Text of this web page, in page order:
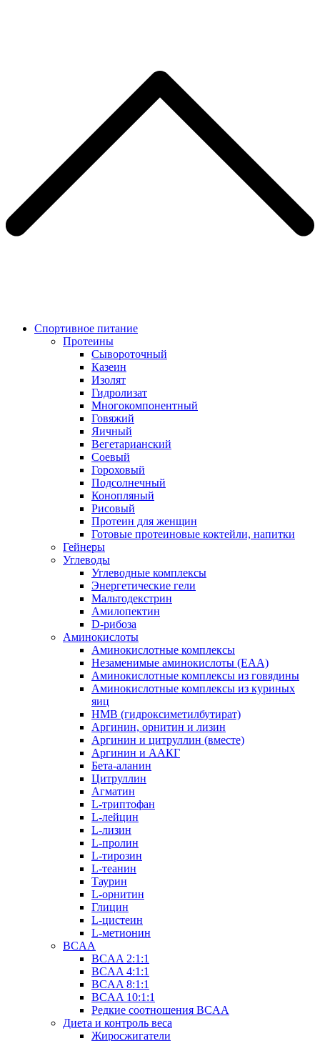
Спортивное питание
Протеины
Сывороточный
Казеин
Изолят
Гидролизат
Многокомпонентный
Говяжий
Яичный
Вегетарианский
Соевый
Гороховый
Подсолнечный
Конопляный
Рисовый
Протеин для женщин
Готовые протеиновые коктейли, напитки
Гейнеры
Углеводы
Углеводные комплексы
Энергетические гели
Мальтодекстрин
Амилопектин
D-рибоза
Аминокислоты
Аминокислотные комплексы
Незаменимые аминокислоты (EAA)
Аминокислотные комплексы из говядины
Аминокислотные комплексы из куриных
яиц
HMB (гидроксиметилбутират)
Аргинин, орнитин и лизин
Аргинин и цитруллин (вместе)
Аргинин и ААКГ
Бета-аланин
Цитруллин
Агматин
L-триптофан
L-лейцин
L-лизин
L-пролин
L-тирозин
L-теанин
Таурин
L-орнитин
Глицин
L-цистеин
L-метионин
BCAA
BCAA 2:1:1
BCAA 4:1:1
BCAA 8:1:1
BCAA 10:1:1
Редкие соотношения BCAA
Диета и контроль веса
Жиросжигатели